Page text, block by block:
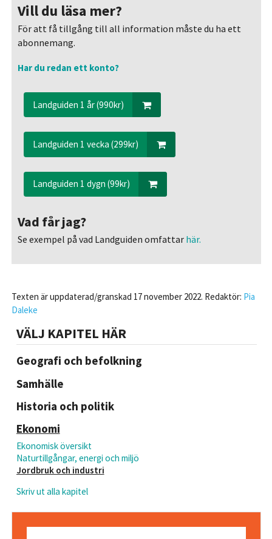
Vill du läsa mer?
För att få tillgång till all information måste du ha ett
abonnemang.
Har du redan ett konto?
Landguiden 1 år (990kr)
Landguiden 1 vecka (299kr)
Landguiden 1 dygn (99kr)
Vad får jag?
Se exempel på vad Landguiden omfattarhär.
Texten är uppdaterad/granskad 17 november 2022. Redaktör: Pia
Daleke
VÄLJ KAPITEL HÄR
Geografi och befolkning
Samhälle
Historia och politik
Ekonomi
Ekonomisk översikt
Naturtillgångar, energi och miljö
Jordbruk och industri
Skriv ut alla kapitel